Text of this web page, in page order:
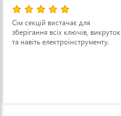
Сім секцій вистачає для
зберігання всіх ключів, викруток
та навіть електроінструменту.